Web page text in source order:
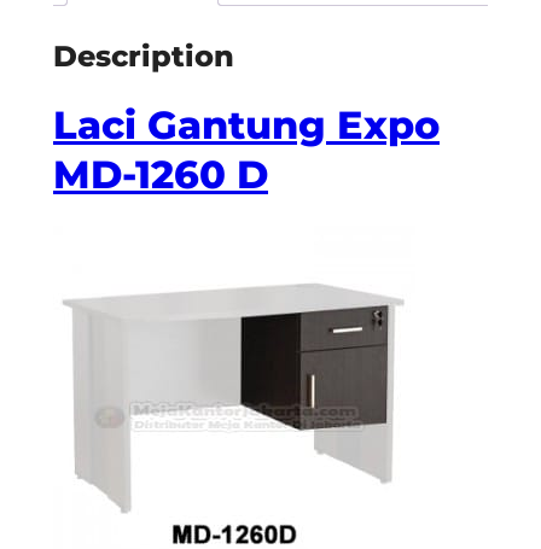
Description
Laci Gantung Expo
MD-1260 D